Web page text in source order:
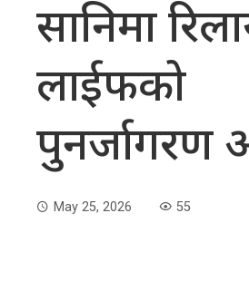
सानिमा
लाईफको
पुनर्जागरण
May 25, 2026 55